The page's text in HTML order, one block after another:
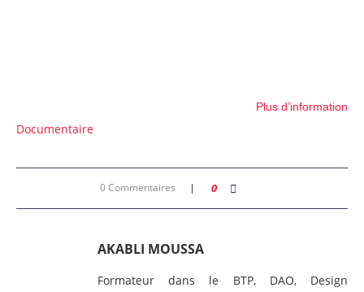
Plus d’information
Documentaire
0 Commentaires 0
AKABLI MOUSSA
Formateur dans le BTP, DAO, Design